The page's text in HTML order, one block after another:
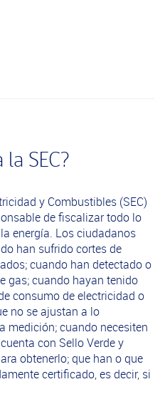
SEC?
y Combustibles (SEC)
de fiscalizar todo lo
energía. Los ciudadanos
han sufrido cortes de
cuando han detectado o
gas; cuando hayan tenido
consumo de electricidad o
no se ajustan a lo
medición; cuando necesiten
con Sello Verde y
obtenerlo; que han o que
certificado, es decir, si